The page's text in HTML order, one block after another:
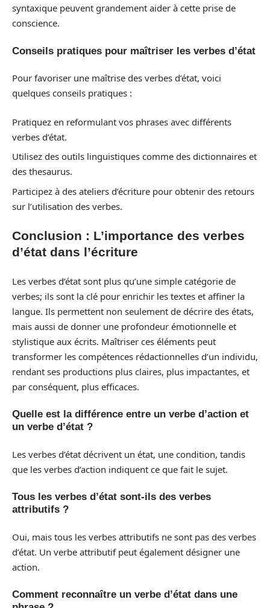
syntaxique peuvent grandement aider à cette prise de
conscience.
Conseils pratiques pour maîtriser les verbes d’état
Pour favoriser une maîtrise des verbes d’état, voici
quelques conseils pratiques :
Pratiquez en reformulant vos phrases avec différents
verbes d’état.
Utilisez des outils linguistiques comme des dictionnaires et
des thesaurus.
Participez à des ateliers d’écriture pour obtenir des retours
sur l’utilisation des verbes.
Conclusion : L’importance des verbes
d’état dans l’écriture
Les verbes d’état sont plus qu’une simple catégorie de
verbes; ils sont la clé pour enrichir les textes et affiner la
langue. Ils permettent non seulement de décrire des états,
mais aussi de donner une profondeur émotionnelle et
stylistique aux écrits. Maîtriser ces éléments peut
transformer les compétences rédactionnelles d’un individu,
rendant ses productions plus claires, plus impactantes, et
par conséquent, plus efficaces.
Quelle est la différence entre un verbe d’action et
un verbe d’état ?
Les verbes d’état décrivent un état, une condition, tandis
que les verbes d’action indiquent ce que fait le sujet.
Tous les verbes d’état sont-ils des verbes
attributifs ?
Oui, mais tous les verbes attributifs ne sont pas des verbes
d’état. Un verbe attributif peut également désigner une
action.
Comment reconnaître un verbe d’état dans une